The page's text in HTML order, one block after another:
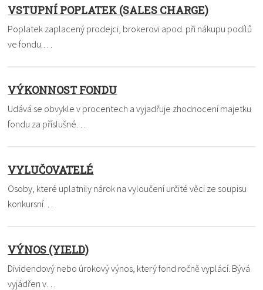
VSTUPNÍ POPLATEK (SALES CHARGE)
Poplatek zaplacený prodejci, brokerovi apod. při nákupu podílů
ve fondu.…
VÝKONNOST FONDU
Udává se obvykle v procentech a vyjadřuje zhodnocení majetku
fondu za příslušné…
VYLUČOVATELÉ
Osoby, které uplatnily nárok na vyloučení určité věci ze soupisu
konkursní…
VÝNOS (YIELD)
Dividendový nebo úrokový výnos, který fond ročně vyplácí. Bývá
vyjádřen v…